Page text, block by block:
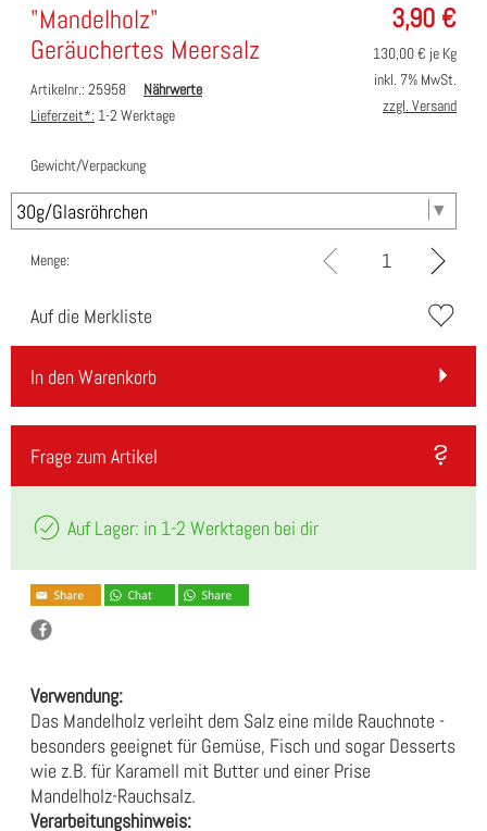
3,90 €
"Mandelholz"
Geräuchertes Meersalz
Artikelnr.: 25958
Nährwerte
Lieferzeit*: 1-2 Werktage
130,00€ je Kg
inkl. 7% MwSt.
zzgl. Versand
Gewicht/Verpackung
Menge:
Auf die Merkliste
In den Warenkorb
Frage zum Artikel
Auf Lager: in 1-2 Werktagen bei dir
Verwendung:
Das Mandelholz verleiht dem Salz eine milde Rauchnote -
besonders geeignet für Gemüse, Fisch und sogar Desserts
wie z.B. für Karamell mit Butter und einer Prise
Mandelholz-Rauchsalz.
Verarbeitungshinweis: